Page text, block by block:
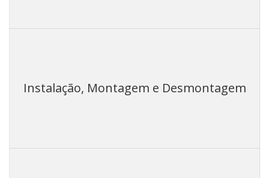
Instalação, Montagem e Desmontagem